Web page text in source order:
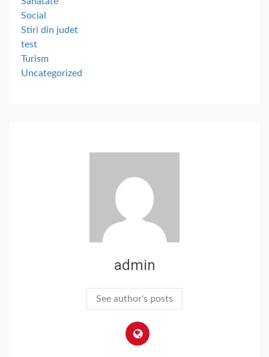
Social
Stiri din judet
test
Turism
Uncategorized
admin
See author's posts